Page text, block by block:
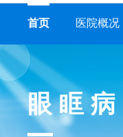
首页 医院概况
眼眶